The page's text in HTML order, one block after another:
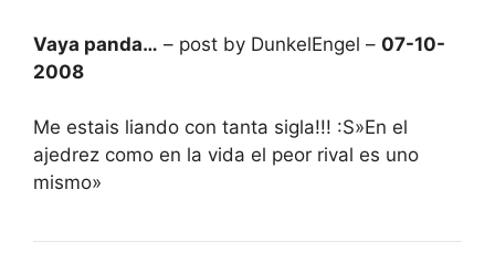
Vaya panda… – post by DunkelEngel – 07-10-
2008
Me estais liando con tanta sigla!!! :S»En el
ajedrez como en la vida el peor rival es uno
mismo»